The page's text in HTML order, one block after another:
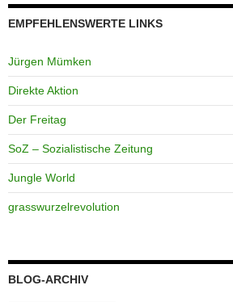
EMPFEHLENSWERTE LINKS
Jürgen Mümken
Direkte Aktion
Der Freitag
SoZ – Sozialistische Zeitung
Jungle World
grasswurzelrevolution
BLOG-ARCHIV